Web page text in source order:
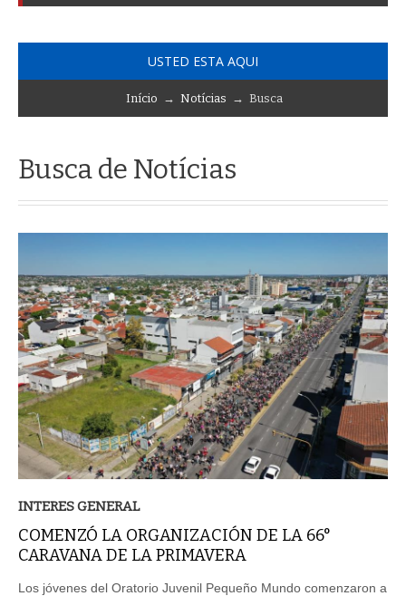
USTED ESTA AQUI
Início → Notícias → Busca
Busca de Notícias
INTERES GENERAL
COMENZÓ LA ORGANIZACIÓN DE LA 66°
CARAVANA DE LA PRIMAVERA
Los jóvenes del Oratorio Juvenil Pequeño Mundo comenzaron a